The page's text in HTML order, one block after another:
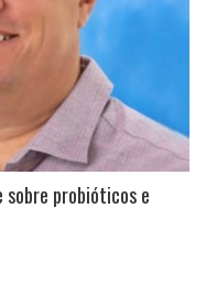
sobre probióticos e